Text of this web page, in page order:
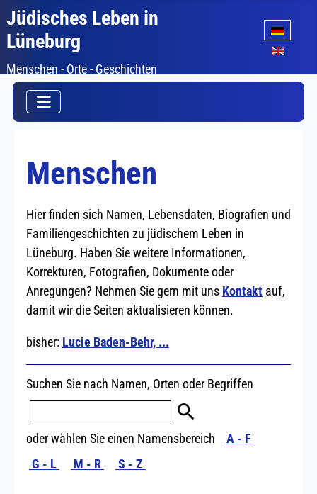
Jüdisches Leben in
Lüneburg
Menschen - Orte - Geschichten
Sprache